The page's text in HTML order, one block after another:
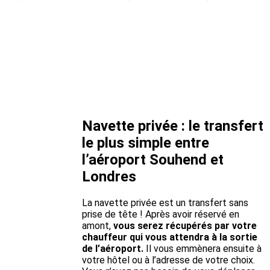
Navette privée : le transfert
le plus simple entre
l’aéroport Souhend et
Londres
La navette privée est un transfert sans
prise de tête ! Après avoir réservé en
amont, vous serez récupérés par votre
chauffeur qui vous attendra à la sortie
de l’aéroport. Il vous emmènera ensuite à
votre hôtel ou à l’adresse de votre choix.